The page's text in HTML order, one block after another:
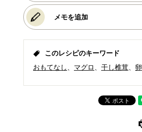
メモを追加
このレシピのキーワード
おもてなし
マグロ 干し椎茸 卵